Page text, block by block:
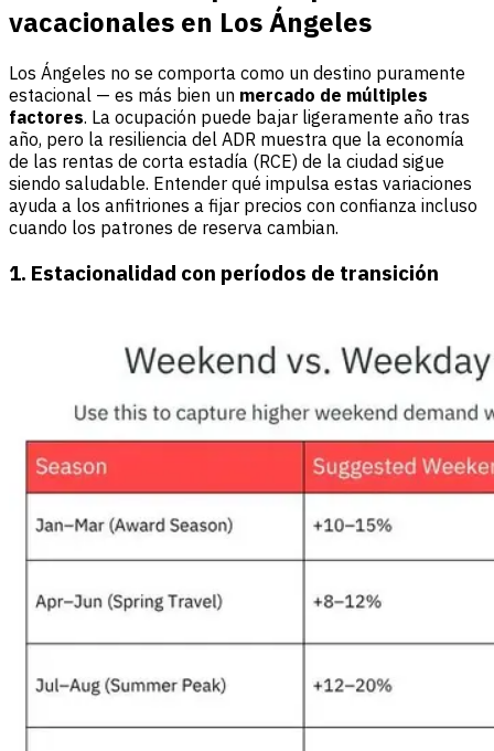
vacacionales en Los Ángeles
Los Ángeles no se comporta como un destino puramente
estacional — es más bien un mercado de múltiples
factores. La ocupación puede bajar ligeramente año tras
año, pero la resiliencia del ADR muestra que la economía
de las rentas de corta estadía (RCE) de la ciudad sigue
siendo saludable. Entender qué impulsa estas variaciones
ayuda a los anfitriones a fijar precios con confianza incluso
cuando los patrones de reserva cambian.
1. Estacionalidad con períodos de transición